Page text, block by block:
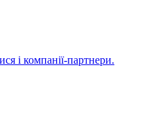
і компанії-партнери.